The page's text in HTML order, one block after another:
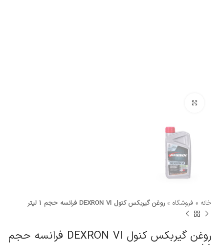
خانه » فروشگاه »روغن گیربکس کنول DEXRON VI فرانسه حجم 1 لیتر
روغن گیربکس کنول DEXRON VI فرانسه حجم